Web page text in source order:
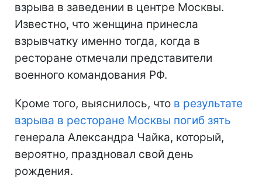
взрыва в заведении в центре Москвы.
Известно, что женщина принесла
взрывчатку именно тогда, когда в
ресторане отмечали представители
военного командования РФ.
Кроме того, выяснилось, что в результате
взрыва в ресторане Москвы погиб зять
генерала Александра Чайка, который,
вероятно, праздновал свой день
рождения.